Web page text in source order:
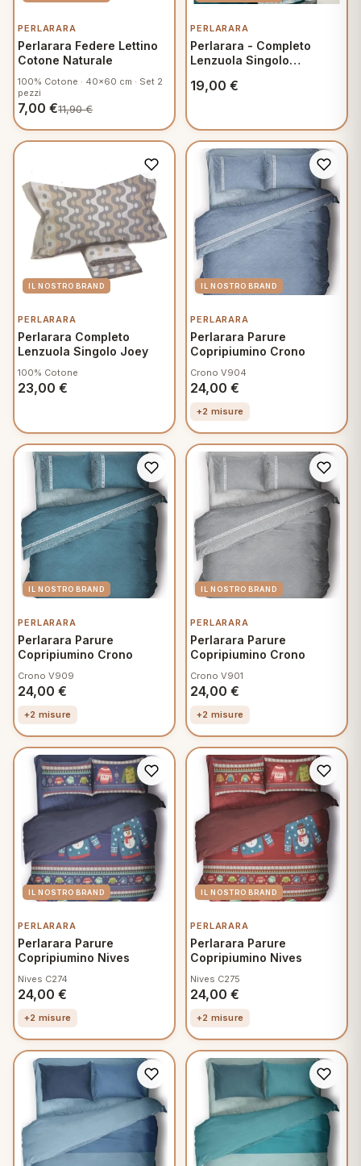
letto
e Pigiami
PERLARARA
Perlarara Federe Lettino
Cotone Naturale
100% Cotone · 40x60 cm · Set 2
pezzi
7,00 €11,90€
PERLARARA
Perlarara - Completo
Lenzuola Singolo
Primavera Verde
19,00 €
PERLARARA
Perlarara Completo
Lenzuola Singolo Joey
100% Cotone
23,00 €
PERLARARA
Perlarara Parure
Copripiumino Crono
Crono V904
24,00 €
+2 misure
PERLARARA
Perlarara Parure
Copripiumino Crono
Crono V909
24,00 €
+2 misure
PERLARARA
Perlarara Parure
Copripiumino Crono
Crono V901
24,00 €
+2 misure
PERLARARA
Perlarara Parure
Copripiumino Nives
Nives C274
24,00 €
+2 misure
PERLARARA
Perlarara Parure
Copripiumino Nives
Nives C275
24,00 €
+2 misure